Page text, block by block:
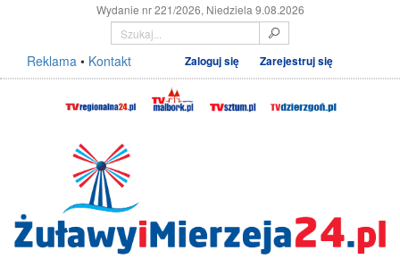
Wydanie nr 221/2026, Niedziela 9.08.2026
Reklama • Kontakt Zaloguj się Zarejestruj się